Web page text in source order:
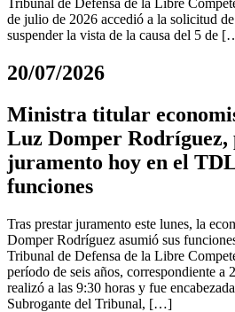
Tribunal de Defensa de la Libre
de julio de 2026 accedió a la solicitud
suspender la vista de la causa del 5 de
20/07/2026
Ministra titular
Luz Domper Rodríguez,
juramento hoy en el
funciones
Tras prestar juramento este lunes, la
Domper Rodríguez asumió sus
Tribunal de Defensa de la Libre
período de seis años, correspondiente a
realizó a las 9:30 horas y fue
Subrogante del Tribunal, […]